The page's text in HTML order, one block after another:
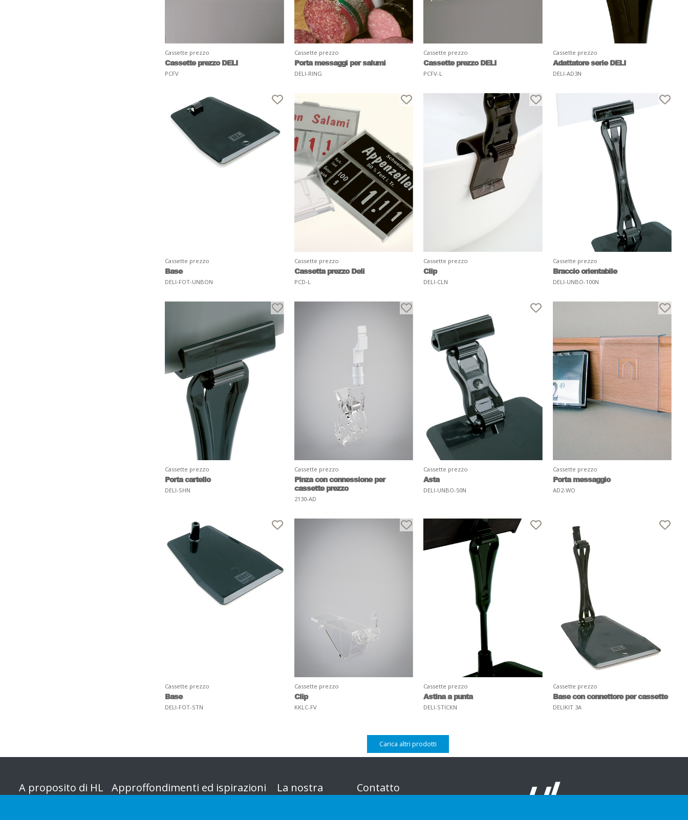
Cassette prezzo
Cassette prezzo DELI
PCFV
Cassette prezzo
Porta messaggi per salumi
DELI-RING
Cassette prezzo
Cassette prezzo DELI
PCFV-L
Cassette prezzo
Adattatore serie DELI
DELI-AD3N
Cassette prezzo
Base
DELI-FOT-UNBON
Cassette prezzo
Cassetta prezzo Deli
PCD-L
Cassette prezzo
Clip
DELI-CLN
Cassette prezzo
Braccio orientabile
DELI-UNBO-100N
Cassette prezzo
Porta cartello
DELI-SHN
Cassette prezzo
Pinza con connessione per
cassette prezzo
2130-AD
Cassette prezzo
Asta
DELI-UNBO-50N
Cassette prezzo
Porta messaggio
AD2-WO
Cassette prezzo
Base
DELI-FOT-STN
Cassette prezzo
Clip
KKLC-FV
Cassette prezzo
Astina a punta
DELI-STICKN
Cassette prezzo
Base con connettore per cassette
DELIKIT 3A
Carica altri prodotti
A proposito di HL Approffondimenti ed ispirazioni
La nostra
offerta
Contatto